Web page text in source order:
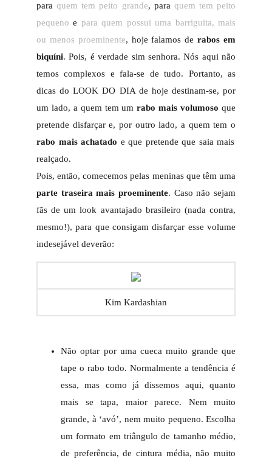
paraquem tem peito grande, para quem tem peito
pequeno e para quem possui uma barriguita, mais
ou menos proeminente, hoje falamos derabos em
biquíni. Pois, é verdade sim senhora. Nós aqui não
temos complexos e fala-se de tudo. Portanto, as
dicas do LOOK DO DIA de hoje destinam-se, por
um lado, a quem tem umrabo mais volumoso que
pretende disfarçar e, por outro lado, a quem tem o
rabo mais achatado e que pretende que saia mais
realçado.
Pois, então, comecemos pelas meninas que têm uma
parte traseira mais proeminente. Caso não sejam
fãs de um look avantajado brasileiro (nada contra,
mesmo!), para que consigam disfarçar esse volume
indesejável deverão:
Kim Kardashian
Não optar por uma cueca muito grande que
tape o rabo todo. Normalmente a tendência é
essa, mas como já dissemos aqui, quanto
mais se tapa, maior parece. Nem muito
grande, à ‘avó’, nem muito pequeno. Escolha
um formato em triângulo de tamanho médio,
de preferência, de cintura média, não muito